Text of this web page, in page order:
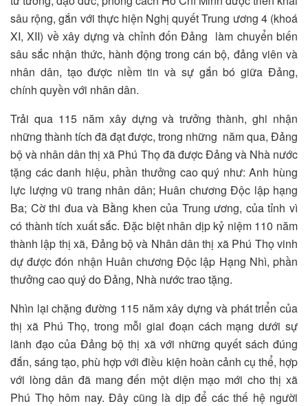
sâu rộng, gắn với thực hiện Nghị quyết Trung ương 4 (khoá
XI, XII) về xây dựng và chỉnh đốn Đảng làm chuyển biến
sâu sắc nhận thức, hành động trong cán bộ, đảng viên và
nhân dân, tạo được niềm tin và sự gắn bó giữa Đảng,
chính quyền với nhân dân.
Trải qua 115 năm xây dựng và trưởng thành, ghi nhận
những thành tích đã đạt được, trong những năm qua, Đảng
bộ và nhân dân thị xã Phú Thọ đã được Đảng và Nhà nước
tặng các danh hiệu, phần thưởng cao quý như: Anh hùng
lực lượng vũ trang nhân dân; Huân chương Độc lập hạng
Ba; Cờ thi đua và Bằng khen của Trung ương, của tỉnh vì
có thành tích xuất sắc. Đặc biệt nhân dịp kỷ niệm 110 năm
thành lập thị xã, Đảng bộ và Nhân dân thị xã Phú Thọ vinh
dự được đón nhận Huân chương Độc lập Hạng Nhì, phần
thưởng cao quý do Đảng, Nhà nước trao tặng.
Nhìn lại chặng đường 115 năm xây dựng và phát triển của
thị xã Phú Thọ, trong mỗi giai đoạn cách mạng dưới sự
lãnh đạo của Đảng bộ thị xã với những quyết sách đúng
đắn, sáng tạo, phù hợp với điều kiện hoàn cảnh cụ thể, hợp
với lòng dân đã mang đến một diện mạo mới cho thị xã
Phú Thọ hôm nay. Đây cũng là dịp để các thế hệ người